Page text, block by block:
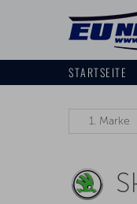
STARTSEITE
1. Marke